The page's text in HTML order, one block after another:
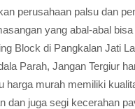
perusahaan palsu dan
yang abal-abal
Block di Pangkalan Jati
Parah, Jangan Tergiur
harga murah memiliki
dan juga segi kecerahan